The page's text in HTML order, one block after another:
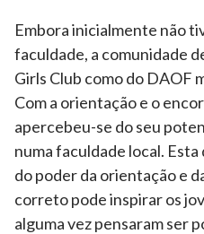
Embora inicialmente não
faculdade, a comunidade
Girls Club como do DAOF
Com a orientação e o
apercebeu-se do seu
numa faculdade local.
do poder da orientação e
correto pode inspirar os
alguma vez pensaram ser